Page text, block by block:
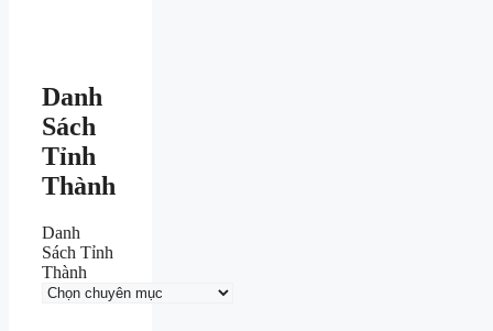
Danh
Sách
Tỉnh
Thành
Danh
Sách Tỉnh
Thành